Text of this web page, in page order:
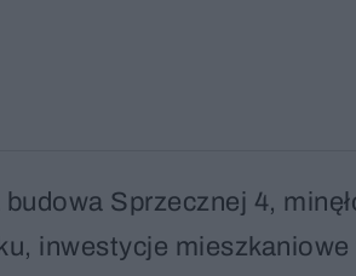
Sprzecznej 4,
inwestycje